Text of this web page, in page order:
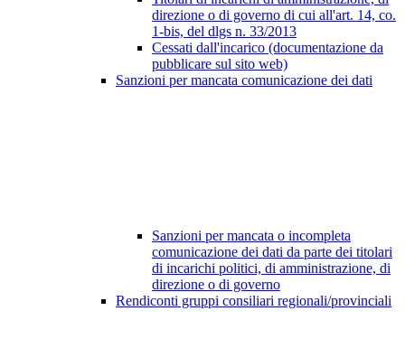
direzione o di governo di cui all'art. 14, co.
1-bis, del dlgs n. 33/2013
Cessati dall'incarico (documentazione da
pubblicare sul sito web)
Sanzioni per mancata comunicazione dei dati
Sanzioni per mancata o incompleta
comunicazione dei dati da parte dei titolari
di incarichi politici, di amministrazione, di
direzione o di governo
Rendiconti gruppi consiliari regionali/provinciali